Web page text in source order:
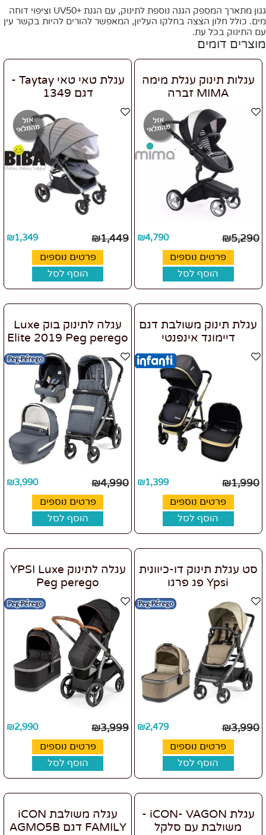
גגון מתארך המספק הגנה נוספת לתינוק, עם הגנת +UV50 וציפוי דוחה
מים. כולל חלון הצצה בחלקו העליון, המאפשר להורים להיות בקשר עין
עם התינוק בכל עת.
מוצרים דומים
עגלות תינוק עגלת מימה
MIMA זברה
₪5,290
₪4,790
פרטים נוספים
הוסף לסל
עגלת טאי טאי Taytay -
דגם 1349
₪1,449
₪1,349
פרטים נוספים
הוסף לסל
עגלת תינוק משולבת דגם
דיימונד אינפנטי
₪1,990
₪1,399
פרטים נוספים
הוסף לסל
עגלה לתינוק בוק Luxe
Elite 2019 Peg perego
₪4,990
₪3,990
פרטים נוספים
הוסף לסל
סט עגלת תינוק דו-כיוונית
Ypsi פג פרגו
₪3,990
₪2,479
פרטים נוספים
הוסף לסל
עגלה לתינוק YPSI Luxe
Peg perego
₪3,999
₪2,990
פרטים נוספים
הוסף לסל
עגלת iCON- VAGON -
משולבת עם סלקל
עגלה משולבת iCON
FAMILY דגם AGMO5B